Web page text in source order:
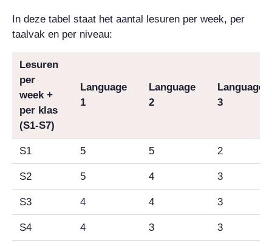
In deze tabel staat het aantal lesuren per week, per
taalvak en per niveau:
Lesuren
per
week +
per klas
(S1-S7)
Language
1
Language
2
Language
3
S1 5 5 2
S2 5 4 3
S3 4 4 3
S4 4 3 3